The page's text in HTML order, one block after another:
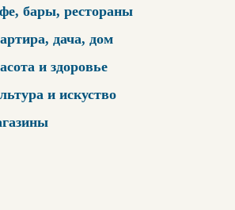
бары, рестораны
дача, дом
и здоровье
и искуство